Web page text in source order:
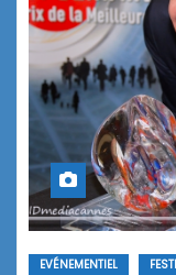
EVÉNEMENTIEL